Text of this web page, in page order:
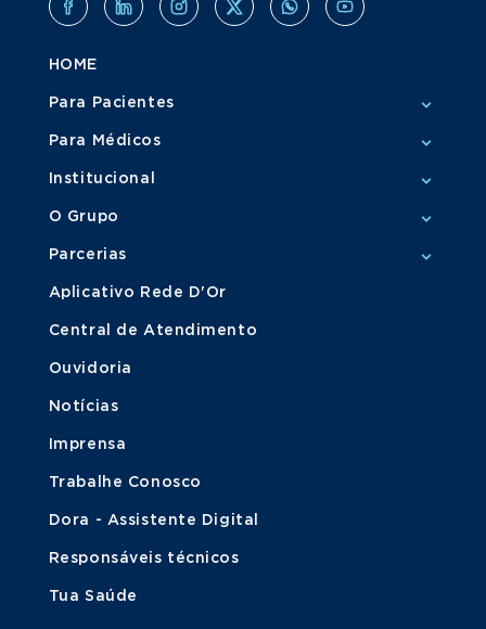
HOME
Para Pacientes
Para Médicos
Institucional
O Grupo
Parcerias
Aplicativo Rede D'Or
Central de Atendimento
Ouvidoria
Notícias
Imprensa
Trabalhe Conosco
Dora - Assistente Digital
Responsáveis técnicos
Tua Saúde